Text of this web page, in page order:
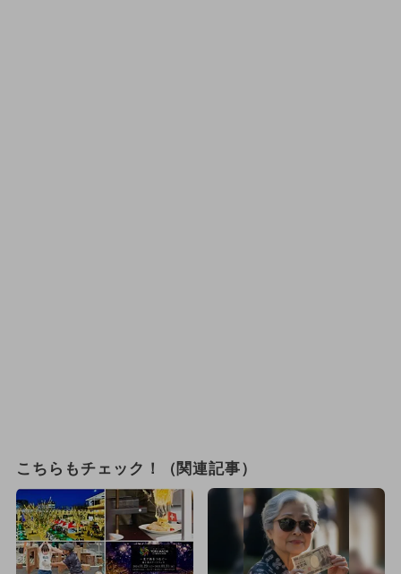
こちらもチェック！（関連記事）